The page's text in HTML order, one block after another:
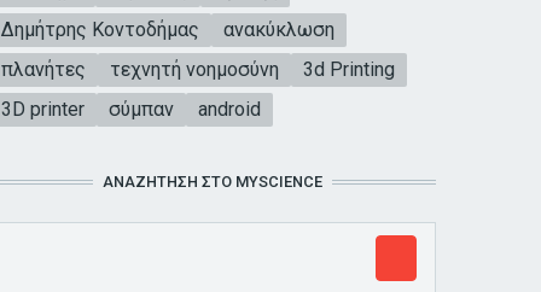
Δημήτρης Κοντοδήμας
ανακύκλωση
πλανήτες
τεχνητή νοημοσύνη
3d Printing
3D printer
σύμπαν android
ΑΝΑΖΉΤΗΣΗ ΣΤΟ MYSCIENCE